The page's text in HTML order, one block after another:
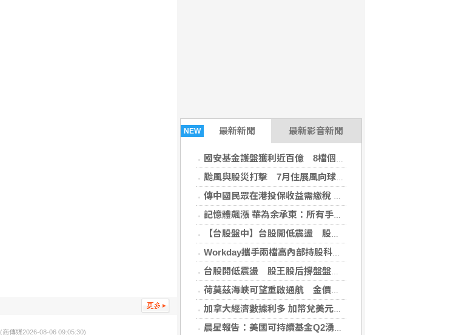
NEW 最新新聞 最新影音新聞
國安基金護盤獲利近百億 8檔個股名單曝光
颱風與股災打擊 7月住展風向球連15個月亮黃藍燈
傳中國民眾在港投保收益需繳稅 香港保險股大跌
記憶體飆漲 華為余承東：所有手機可能大規模漲價
【台股盤中】台股開低震盪 股王股后撐盤盤中再現「雙萬金」
Workday攜手兩檔高內部持股科技股 洞察成長潛力與投資契機
台股開低震盪 股王股后撐盤盤中再現「雙萬金」
荷莫茲海峽可望重啟通航 金價連4漲創7週來高點
加拿大經濟數據利多 加幣兌美元走強
晨星報告：美國可持續基金Q2湧入資金 終結逾三年出走潮
(商傳媒2026-08-06 09:05:30)